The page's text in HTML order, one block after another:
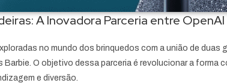
A Inovadora Parceria entre
no mundo dos brinquedos com a união de duas
O objetivo dessa parceria é revolucionar a
e diversão.